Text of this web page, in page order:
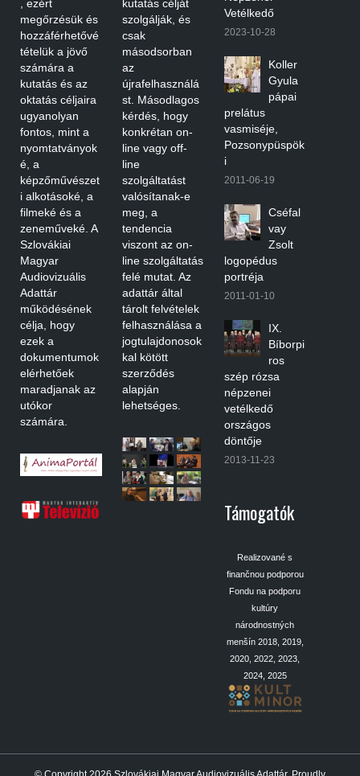
, ezért
megőrzésük és
hozzáférhetővé
tételük a jövő
számára a
kutatás és az
oktatás céljaira
ugyanolyan
fontos, mint a
nyomtatványok
é, a
képzőművészet
i alkotásoké, a
filmeké és a
zeneműveké. A
Szlovákiai
Magyar
Audiovizuális
Adattár
működésének
célja, hogy
ezek a
dokumentumok
elérhetőek
maradjanak az
utókor
számára.
kutatás célját
szolgálják, és
csak
másodsorban
az
újrafelhasználá
st. Másodlagos
kérdés, hogy
konkrétan on-
line vagy off-
line
szolgáltatást
valósítanak-e
meg, a
tendencia
viszont az on-
line szolgáltatás
felé mutat. Az
adattár által
tárolt felvételek
felhasználása a
jogtulajdonosok
kal kötött
szerződés
alapján
lehetséges.
Vetélkedő
2023-10-28
Koller
Gyula
pápai
prelátus
vasmiséje,
Pozsonypüspök
i
2011-06-19
Cséfal
vay
Zsolt
logopédus
portréja
2011-01-10
IX.
Bíborpi
ros
szép rózsa
népzenei
vetélkedő
országos
döntője
2013-11-23
Támogatók
Realizované s
finančnou podporou
Fondu na podporu
kultúry
národnostných
menšín 2018, 2019,
2020, 2022, 2023,
2024, 2025